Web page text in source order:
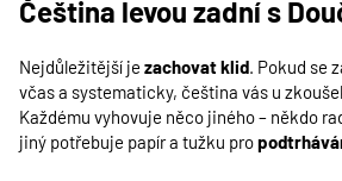
Čeština levou zadní s
Nejdůležitější je zachovat klid. Pokud se
včas a systematicky, čeština vás u
Každému vyhovuje něco jiného – někdo
jiný potřebuje papír a tužku pro